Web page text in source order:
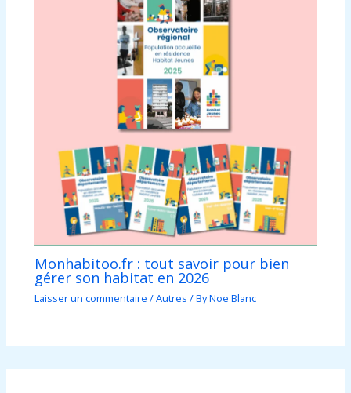
Monhabitoo.fr : tout savoir pour bien
gérer son habitat en 2026
Laisser un commentaire /Autres / ByNoe Blanc